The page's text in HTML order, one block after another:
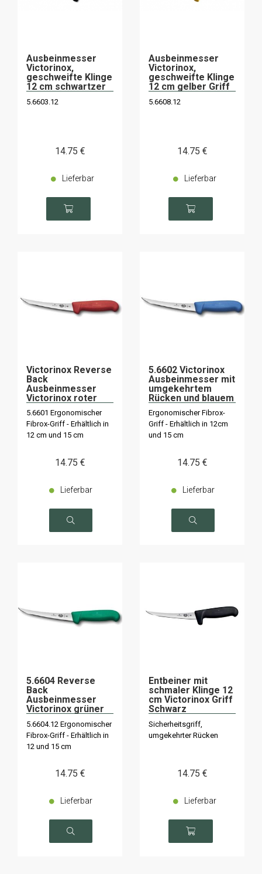
Ausbeinmesser
Victorinox,
geschweifte Klinge
12 cm schwartzer
5.6603.12
14.75 €
Lieferbar
Ausbeinmesser
Victorinox,
geschweifte Klinge
12 cm gelber Griff
5.6608.12
14.75 €
Lieferbar
Victorinox Reverse
Back
Ausbeinmesser
Victorinox roter
5.6601 Ergonomischer
Fibrox-Griff - Erhältlich in
12 cm und 15 cm
14.75 €
Lieferbar
5.6602 Victorinox
Ausbeinmesser mit
umgekehrtem
Rücken und blauem
Ergonomischer Fibrox-
Griff - Erhältlich in 12cm
und 15 cm
14.75 €
Lieferbar
5.6604 Reverse
Back
Ausbeinmesser
Victorinox grüner
5.6604.12 Ergonomischer
Fibrox-Griff - Erhältlich in
12 und 15 cm
14.75 €
Lieferbar
Entbeiner mit
schmaler Klinge 12
cm Victorinox Griff
Schwarz
5.6603.12M
Sicherheitsgriff,
umgekehrter Rücken
14.75 €
Lieferbar